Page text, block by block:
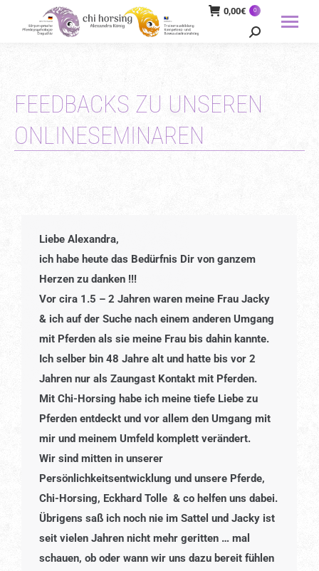
0,00€ 0
Search:
FEEDBACKS ZU UNSEREN
ONLINESEMINAREN
Liebe Alexandra,
ich habe heute das Bedürfnis Dir von ganzem
Herzen zu danken !!!
Vor cira 1.5 – 2 Jahren waren meine Frau Jacky
& ich auf der Suche nach einem anderen Umgang
mit Pferden als sie meine Frau bis dahin kannte.
Ich selber bin 48 Jahre alt und hatte bis vor 2
Jahren nur als Zaungast Kontakt mit Pferden.
Mit Chi-Horsing habe ich meine tiefe Liebe zu
Pferden entdeckt und vor allem den Umgang mit
mir und meinem Umfeld komplett verändert.
Wir sind mitten in unserer
Persönlichkeitsentwicklung und unsere Pferde,
Chi-Horsing, Eckhard Tolle & co helfen uns dabei.
Übrigens saß ich noch nie im Sattel und Jacky ist
seit vielen Jahren nicht mehr geritten … mal
schauen, ob oder wann wir uns dazu bereit fühlen